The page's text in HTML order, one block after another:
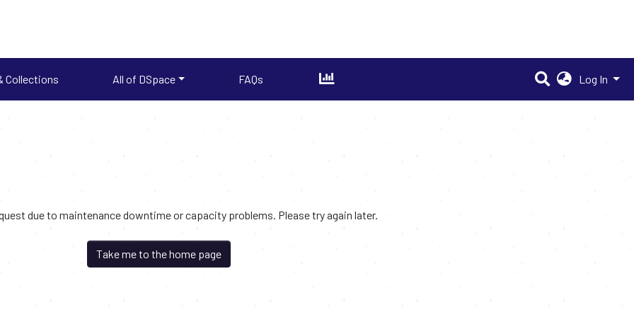
Collections All of DSpace FAQs Log In
due to maintenance downtime or capacity problems. Please try again later.
Take me to the home page